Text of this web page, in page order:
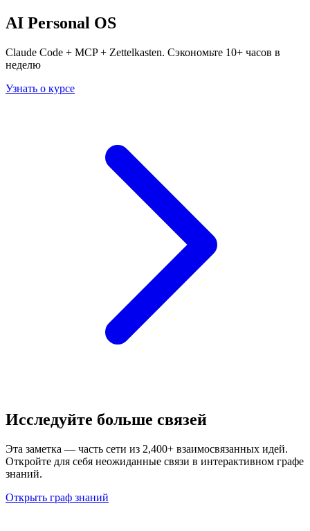
AI Personal OS
Claude Code + MCP + Zettelkasten. Сэкономьте 10+ часов в
неделю
Узнать о курсе
Исследуйте больше связей
Эта заметка — часть сети из 2,400+ взаимосвязанных идей.
Откройте для себя неожиданные связи в интерактивном графе
знаний.
Открыть граф знаний